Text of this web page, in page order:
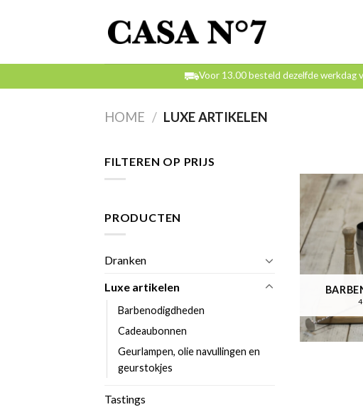
Voor 13.00 besteld dezelfde werkdag
HOME / LUXE ARTIKELEN
FILTEREN OP PRIJS
PRODUCTEN
Dranken
Luxe artikelen
Barbenodigdheden
Cadeaubonnen
Geurlampen, olie navullingen en
geurstokjes
Tastings